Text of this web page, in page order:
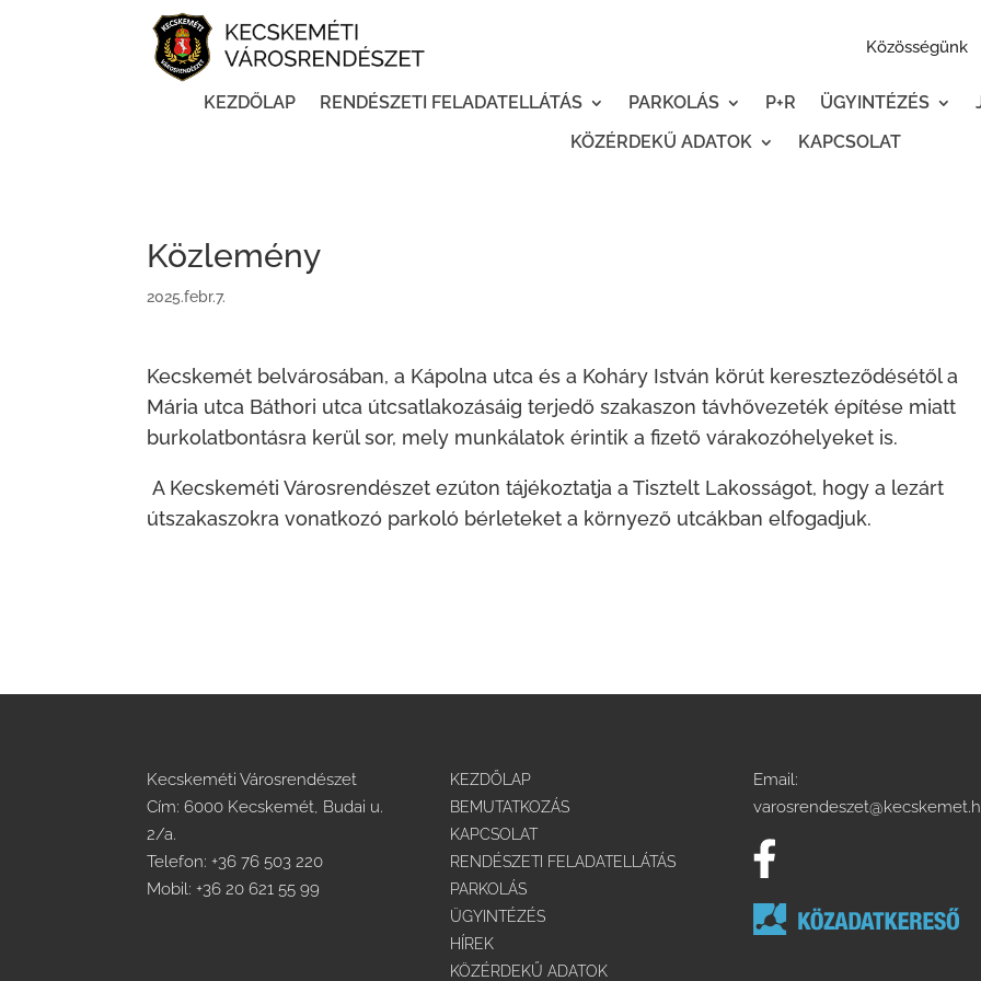
Közösségünk
KEZDŐLAP RENDÉSZETI FELADATELLÁTÁS PARKOLÁS P+R ÜGYINTÉZÉS
KÖZÉRDEKŰ ADATOK
KAPCSOLAT
Közlemény
2025.febr.7.
Kecskemét belvárosában, a Kápolna utca és a Koháry István körút kereszteződésétől a
Mária utca Báthori utca útcsatlakozásáig terjedő szakaszon távhővezeték építése miatt
burkolatbontásra kerül sor, mely munkálatok érintik a fizető várakozóhelyeket is.
A Kecskeméti Városrendészet ezúton tájékoztatja a Tisztelt Lakosságot, hogy a lezárt
útszakaszokra vonatkozó parkoló bérleteket a környező utcákban elfogadjuk.
Kecskeméti Városrendészet
Cím: 6000 Kecskemét, Budai u.
2/a.
Telefon:+36 76 503 220
Mobil: +36 20 621 55 99
KEZDŐLAP
BEMUTATKOZÁS
KAPCSOLAT
RENDÉSZETI FELADATELLÁTÁS
PARKOLÁS
ÜGYINTÉZÉS
HÍREK
KÖZÉRDEKŰ ADATOK
Email: